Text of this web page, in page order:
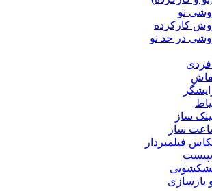
نو
کارکرده
در حد نو
ساز
ساز
فیلمبردار